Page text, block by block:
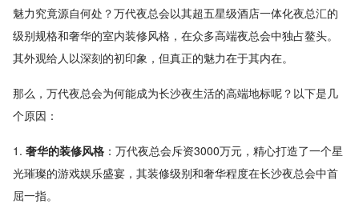
魅力究竟源自何处？万代夜总会以其超五星级酒店一体化夜总汇的
级别规格和奢华的室内装修风格，在众多高端夜总会中独占鳌头。
其外观给人以深刻的初印象，但真正的魅力在于其内在。
那么，万代夜总会为何能成为长沙夜生活的高端地标呢？以下是几
个原因：
1. 奢华的装修风格 ：万代夜总会斥资3000万元，精心打造了一个星
光璀璨的游戏娱乐盛宴，其装修级别和奢华程度在长沙夜总会中首
屈一指。